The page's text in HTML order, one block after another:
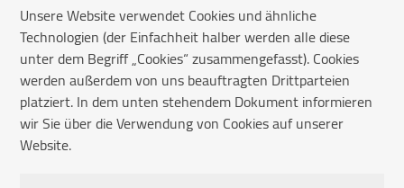
Unsere Website verwendet Cookies und ähnliche
Technologien (der Einfachheit halber werden alle diese
unter dem Begriff „Cookies“ zusammengefasst). Cookies
werden außerdem von uns beauftragten Drittparteien
platziert. In dem unten stehendem Dokument informieren
wir Sie über die Verwendung von Cookies auf unserer
Website.